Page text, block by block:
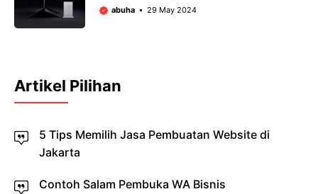
abuha 29 May 2024
Artikel Pilihan
5 Tips Memilih Jasa Pembuatan Website di
Jakarta
Contoh Salam Pembuka WA Bisnis